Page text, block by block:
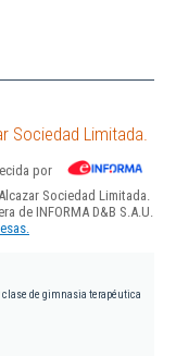
Sociedad Limitada.
por
Sociedad Limitada.
de INFORMA D&B S.A.U.
de gimnasia terapéutica